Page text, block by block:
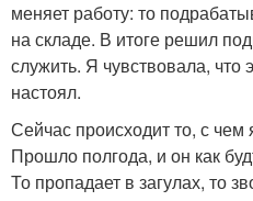
меняет работу: то
на складе. В итоге решил
служить. Я чувствовала, что
настоял.
Сейчас происходит то, с
Прошло полгода, и он как
То пропадает в загулах, то